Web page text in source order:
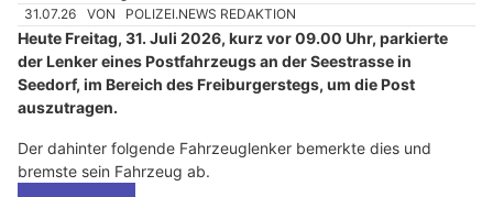
31.07.26 VON POLIZEI.NEWS REDAKTION
Heute Freitag, 31. Juli 2026, kurz vor 09.00 Uhr, parkierte
der Lenker eines Postfahrzeugs an der Seestrasse in
Seedorf, im Bereich des Freiburgerstegs, um die Post
auszutragen.
Der dahinter folgende Fahrzeuglenker bemerkte dies und
bremste sein Fahrzeug ab.